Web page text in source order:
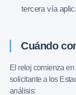
tercera vía
Cuándo
El reloj comienza
solicitante a los
análisis: